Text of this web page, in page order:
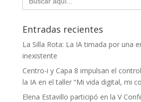
Entradas recientes
La Silla Rota: La IA timada por una
inexistente
Centro-i y Capa 8 impulsan el
la IA en el taller “Mi vida digital, mi
Elena Estavillo participó en la V